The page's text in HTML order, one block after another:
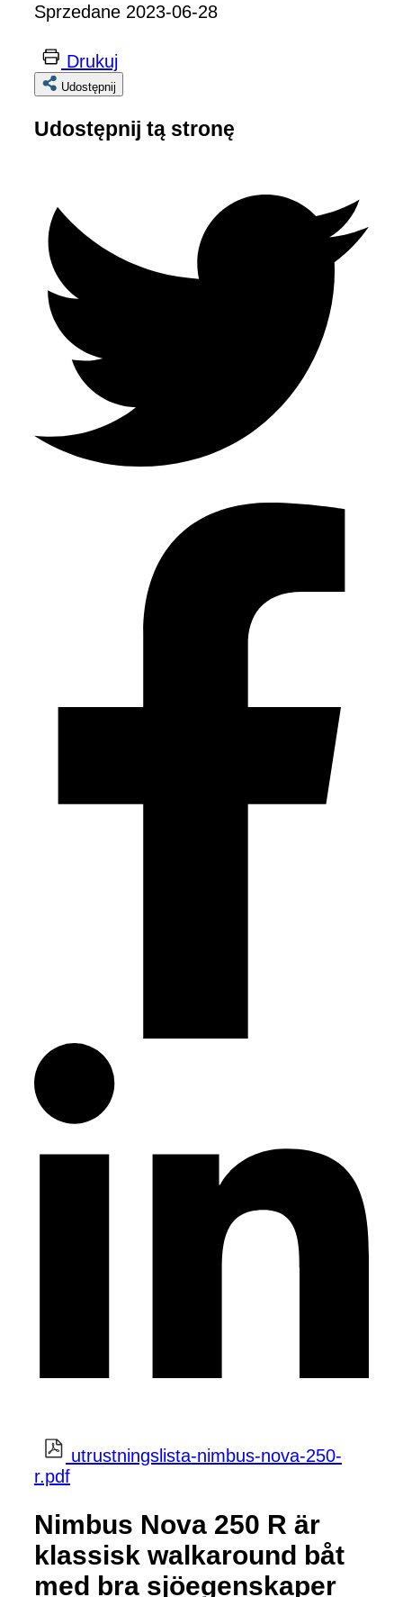
Sprzedane 2023-06-28
Drukuj
Udostępnij
Udostępnij tą stronę
utrustningslista-nimbus-nova-250-
r.pdf
Nimbus Nova 250 R är
klassisk walkaround båt
med bra sjöegenskaper